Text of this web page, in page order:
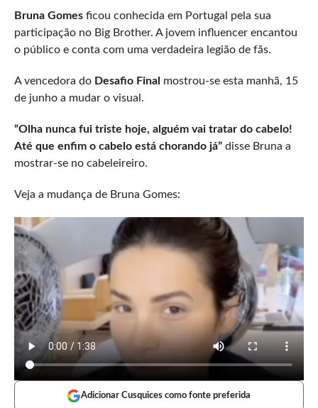
Bruna Gomes ficou conhecida em Portugal pela sua
participação no Big Brother. A jovem influencer encantou
o público e conta com uma verdadeira legião de fãs.
A vencedora do Desafio Final mostrou-se esta manhã, 15
de junho a mudar o visual.
“Olha nunca fui triste hoje, alguém vai tratar do cabelo!
Até que enfim o cabelo está chorando já”disse Bruna a
mostrar-se no cabeleireiro.
Veja a mudança de Bruna Gomes:
Adicionar Cusquices como fonte preferida